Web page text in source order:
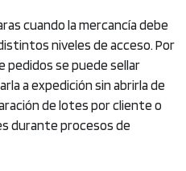
cuando la mercancía debe
niveles de acceso. Por
pedidos se puede sellar
a expedición sin abrirla de
de lotes por cliente o
durante procesos de